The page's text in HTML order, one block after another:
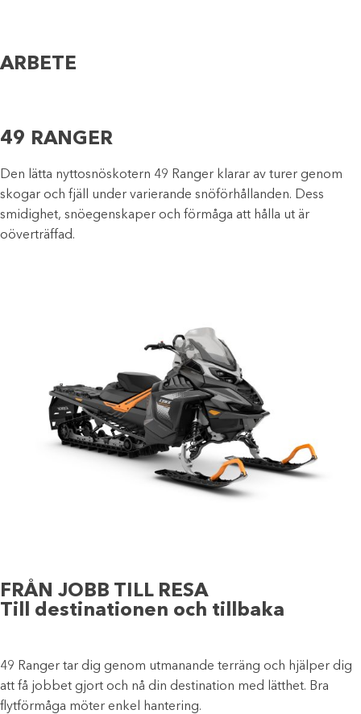
ARBETE
49 RANGER
Den lätta nyttosnöskotern 49 Ranger klarar av turer genom
skogar och fjäll under varierande snöförhållanden. Dess
smidighet, snöegenskaper och förmåga att hålla ut är
oöverträffad.
FRÅN JOBB TILL RESA
Till destinationen och tillbaka
49 Ranger tar dig genom utmanande terräng och hjälper dig
att få jobbet gjort och nå din destination med lätthet. Bra
flytförmåga möter enkel hantering.